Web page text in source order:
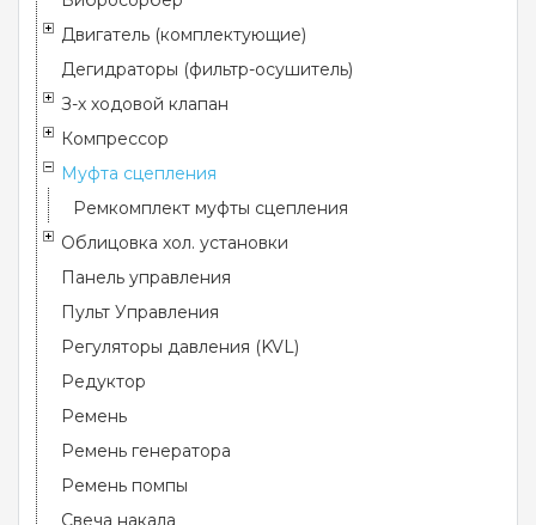
Двигатель (комплектующие)
Дегидраторы (фильтр-осушитель)
З-х ходовой клапан
Компрессор
Муфта сцепления
Ремкомплект муфты сцепления
Облицовка хол. установки
Панель управления
Пульт Управления
Регуляторы давления (KVL)
Редуктор
Ремень
Ремень генератора
Ремень помпы
Свеча накала